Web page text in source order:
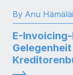
By Anu
E-